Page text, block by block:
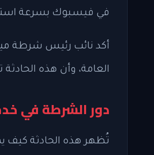
في فيسبوك بسرعة
أكد نائب رئيس شرطة
العامة، وأن هذه
دور الشرطة في
تُظهر هذه الحادثة كيف